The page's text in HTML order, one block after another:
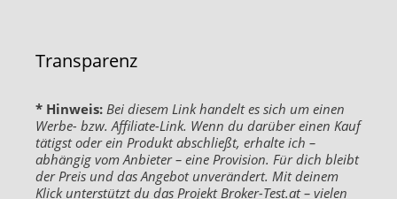
Transparenz
* Hinweis: Bei diesem Link handelt es sich um einen
Werbe- bzw. Affiliate-Link. Wenn du darüber einen Kauf
tätigst oder ein Produkt abschließt, erhalte ich –
abhängig vom Anbieter – eine Provision. Für dich bleibt
der Preis und das Angebot unverändert. Mit deinem
Klick unterstützt du das Projekt Broker-Test.at – vielen